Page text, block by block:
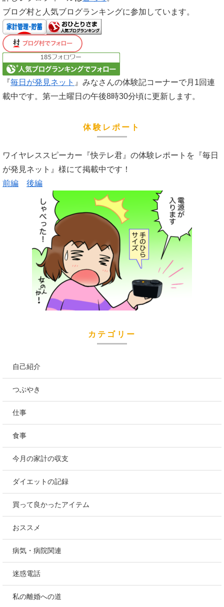
ブログ村と人気ブログランキングに参加しています。
『毎日が発見ネット 』みなさんの体験記コーナーで月1回連
載中です。第一土曜日の午後8時30分頃に更新します。
体験レポート
ワイヤレススピーカー『快テレ君』の体験レポートを『毎日
が発見ネット』様にて掲載中です！
前編
後編
カテゴリー
自己紹介
つぶやき
仕事
食事
今月の家計の収支
ダイエットの記録
買って良かったアイテム
おススメ
病気・病院関連
迷惑電話
私の離婚への道